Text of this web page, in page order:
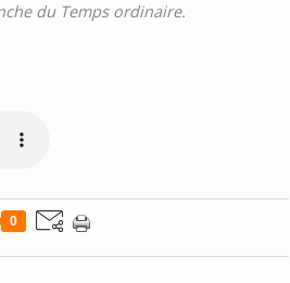
du Temps ordinaire.
0